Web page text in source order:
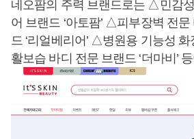
네오팜의 주력 브랜드로는 △민감
어 브랜드 ‘아토팜’ △피부장벽 전
드 ‘리얼베리어’ △병원용 기능성 화
활보습 바디 전문 브랜드 ‘더마비’